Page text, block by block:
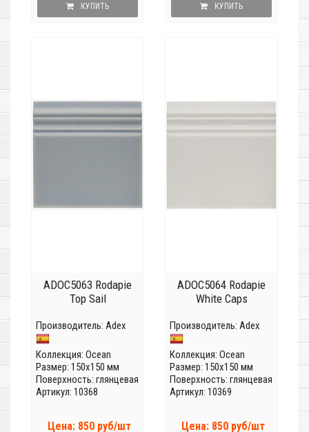
КУПИТЬ КУПИТЬ
ADOC5063 Rodapie
Top Sail
Производитель: Adex
Коллекция: Ocean
Размер: 150x150 мм
Поверхность: глянцевая
Артикул: 10368
Цена: 850 руб/шт
ADOC5064 Rodapie
White Caps
Производитель: Adex
Коллекция: Ocean
Размер: 150x150 мм
Поверхность: глянцевая
Артикул: 10369
Цена: 850 руб/шт